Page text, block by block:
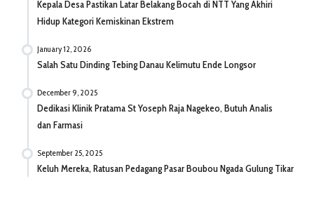
Kepala Desa Pastikan Latar Belakang Bocah di NTT Yang Akhiri
Hidup Kategori Kemiskinan Ekstrem
January 12, 2026
Salah Satu Dinding Tebing Danau Kelimutu Ende Longsor
December 9, 2025
Dedikasi Klinik Pratama St Yoseph Raja Nagekeo, Butuh Analis
dan Farmasi
September 25, 2025
Keluh Mereka, Ratusan Pedagang Pasar Boubou Ngada Gulung Tikar